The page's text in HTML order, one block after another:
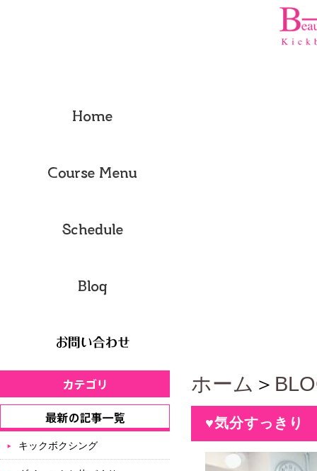
ホーム ＞
♥気分すっきり
キックボクシング